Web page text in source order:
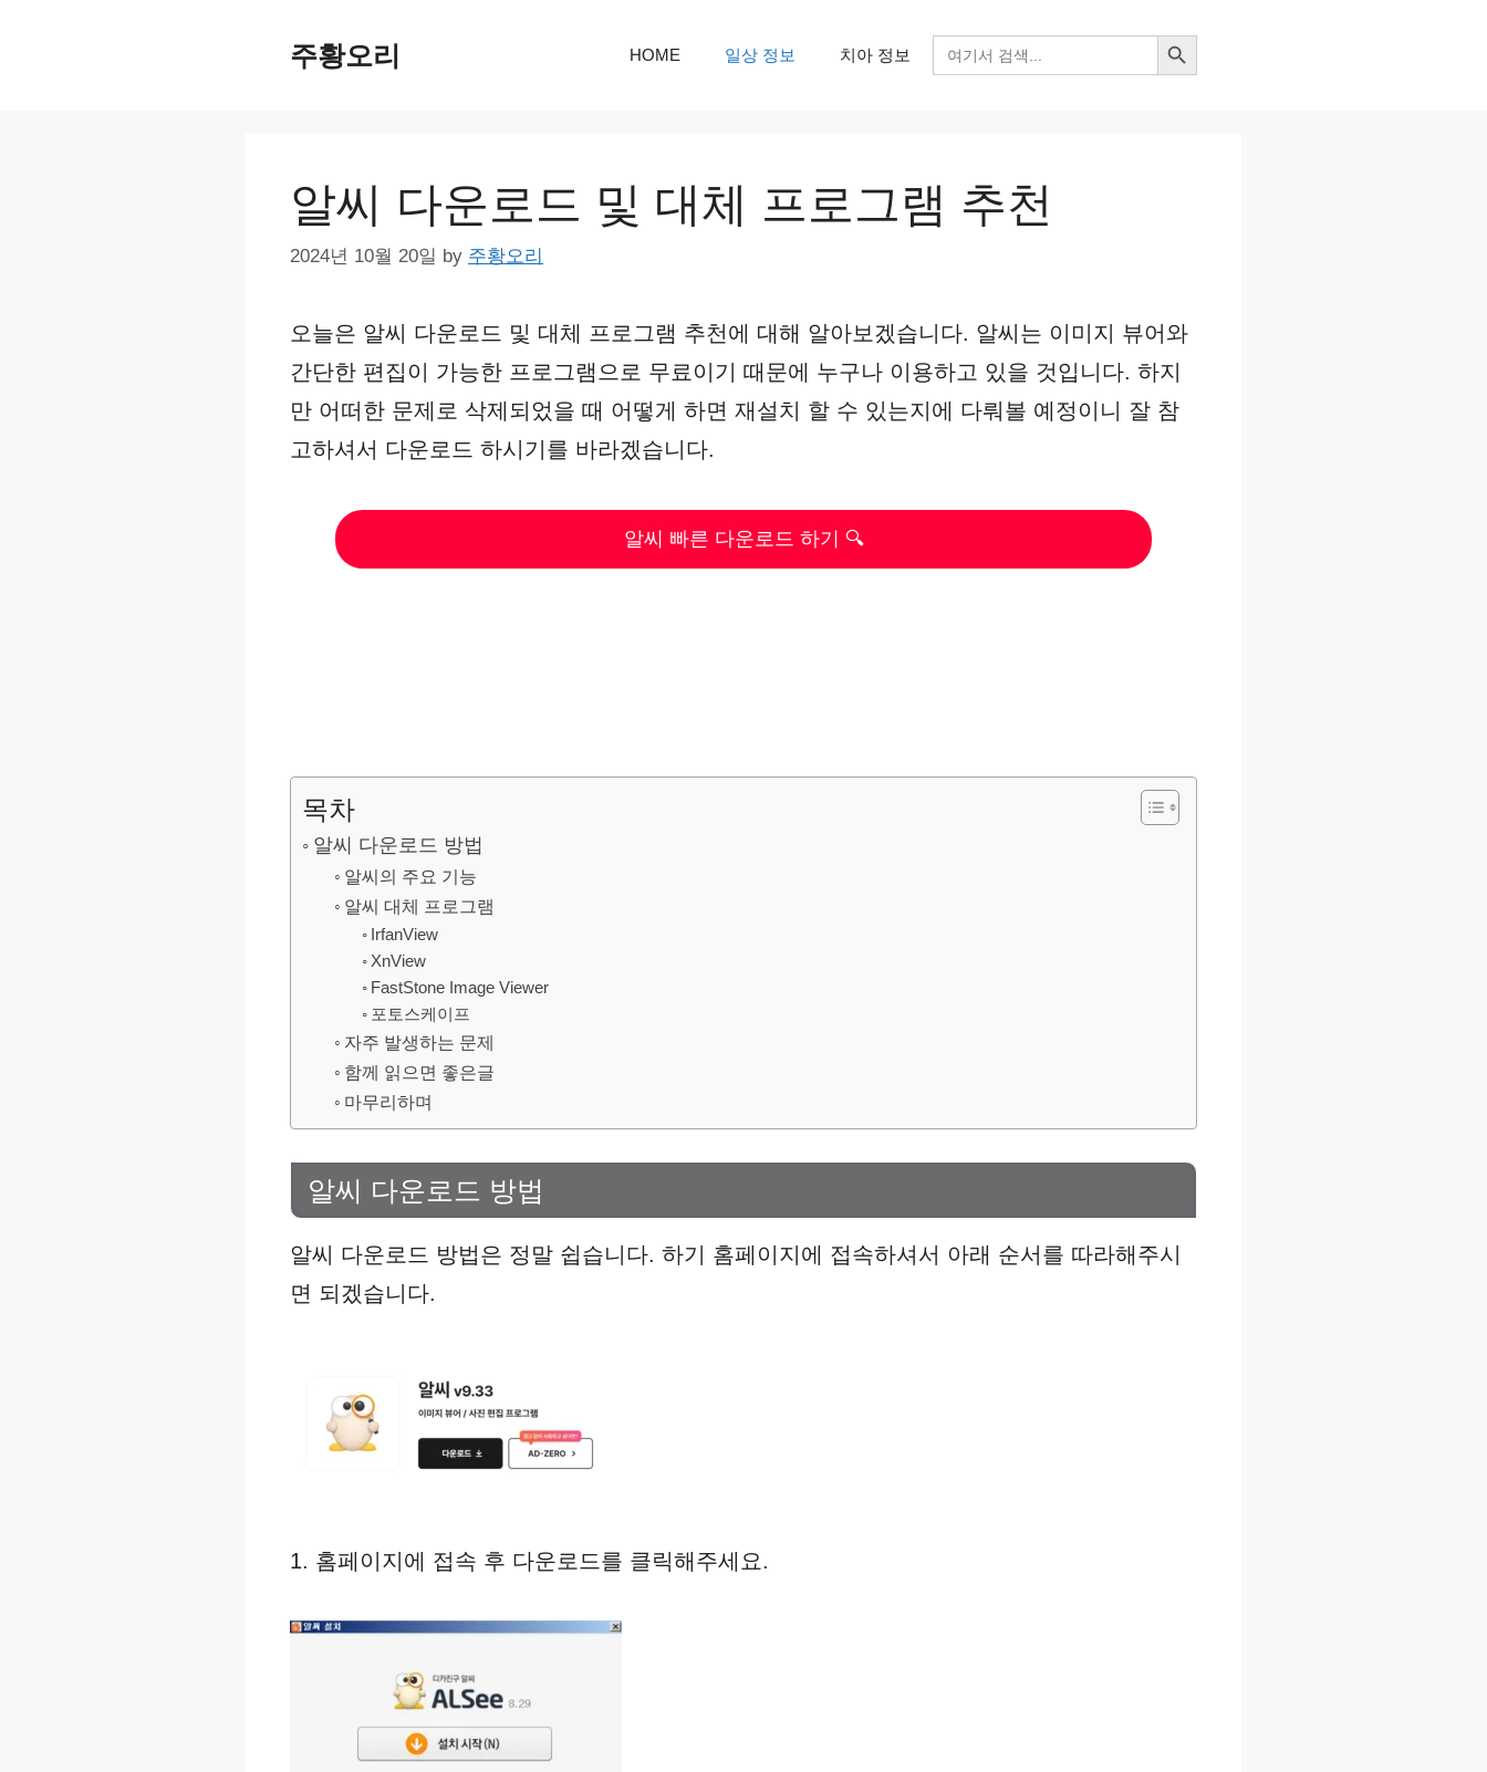
주황오리 HOME 일상 정보 치아 정보
검
색:
검색 버튼
알씨 다운로드 및 대체 프로그램 추천
2024년 10월 20일 by 주황오리
오늘은 알씨 다운로드 및 대체 프로그램 추천에 대해 알아보겠습니다. 알씨는 이미지 뷰어와
간단한 편집이 가능한 프로그램으로 무료이기 때문에 누구나 이용하고 있을 것입니다. 하지
만 어떠한 문제로 삭제되었을 때 어떻게 하면 재설치 할 수 있는지에 다뤄볼 예정이니 잘 참
고하셔서 다운로드 하시기를 바라겠습니다.
알씨 빠른 다운로드 하기 🔍
목차
알씨 다운로드 방법
알씨의 주요 기능
알씨 대체 프로그램
IrfanView
XnView
FastStone Image Viewer
포토스케이프
자주 발생하는 문제
함께 읽으면 좋은글
마무리하며
알씨 다운로드 방법
알씨 다운로드 방법은 정말 쉽습니다. 하기 홈페이지에 접속하셔서 아래 순서를 따라해주시
면 되겠습니다.
1. 홈페이지에 접속 후 다운로드를 클릭해주세요.